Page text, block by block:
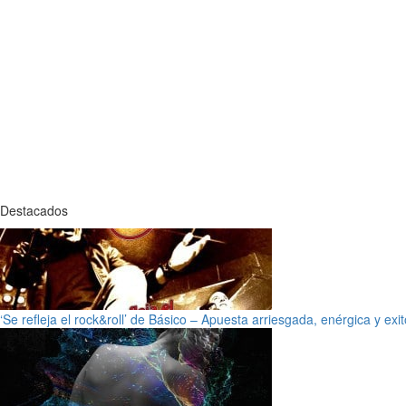
Destacados
‘Se refleja el rock&roll’ de Básico – Apuesta arriesgada, enérgica y